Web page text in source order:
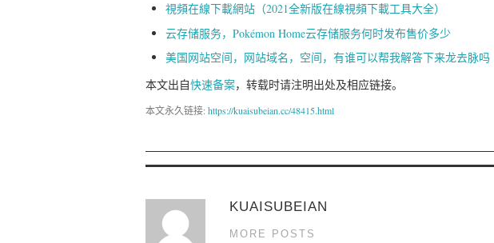
視頻在線下載網站（2021全新版在線視頻下載工具大全）
云存储服务，Pokémon Home云存储服务何时发布售价多少
美国网站空间，网站域名，空间，有谁可以帮我解答下来龙去脉吗
本文出自快速备案，转载时请注明出处及相应链接。
本文永久链接: https://kuaisubeian.cc/48415.html
KUAISUBEIAN
MORE POSTS